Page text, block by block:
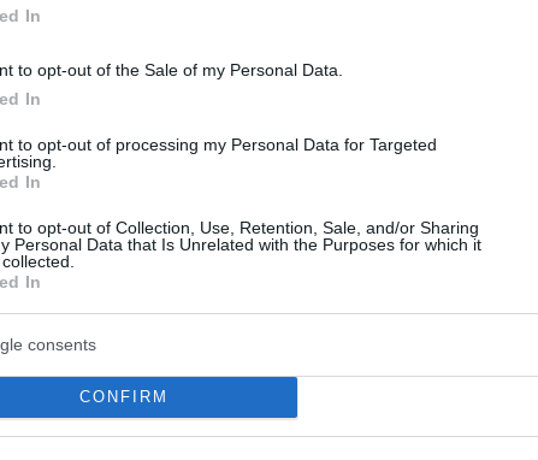
In
to opt-out of the Sale of my Personal Data.
In
to opt-out of processing my Personal Data for Targeted
In
to opt-out of Collection, Use, Retention, Sale, and/or Sharing
Personal Data that Is Unrelated with the Purposes for which it
In
consents
CONFIRM